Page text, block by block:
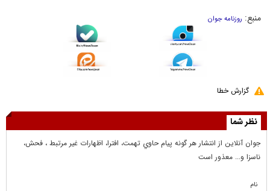
منبع: روزنامه جوان
گزارش خطا
نظر شما
جوان آنلاين از انتشار هر گونه پيام حاوي تهمت، افترا، اظهارات غير مرتبط ، فحش،
ناسزا و... معذور است
نام